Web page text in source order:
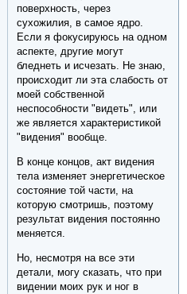
поверхность, через
сухожилия, в самое ядро.
Если я фокусируюсь на одном
аспекте, другие могут
бледнеть и исчезать. Не знаю,
происходит ли эта слабость от
моей собственной
неспособности "видеть", или
же является характеристикой
"видения" вообще.
В конце концов, акт видения
тела изменяет энергетическое
состояние той части, на
которую смотришь, поэтому
результат видения постоянно
меняется.
Но, несмотря на все эти
детали, могу сказать, что при
видении моих рук и ног в